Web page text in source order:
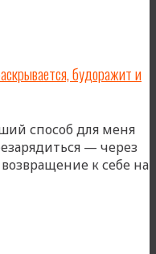
в
будоражит и
способ для меня
— через
к себе на